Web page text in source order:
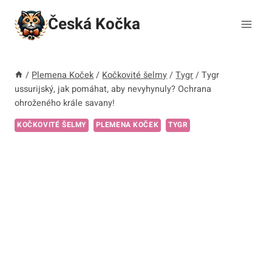
Přeskočit
obsah
Česká Kočka
/ Plemena Koček / Kočkovité šelmy / Tygr / Tygr
ussurijský, jak pomáhat, aby nevyhynuly? Ochrana
ohroženého krále savany!
KOČKOVITÉ ŠELMY PLEMENA KOČEK TYGR